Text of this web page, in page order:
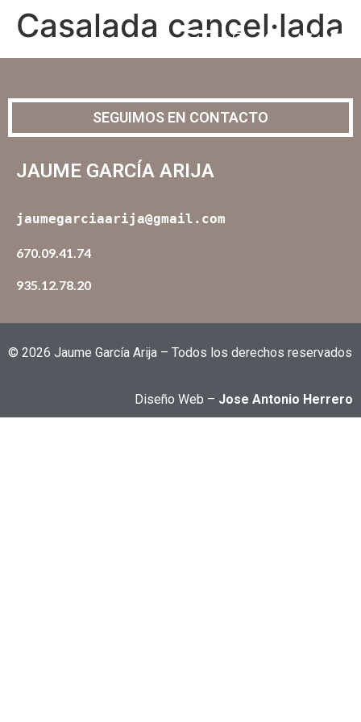
Casalada cancel·lada
SEGUIMOS EN CONTACTO
JAUME GARCÍA ARIJA
jaumegarciaarija@gmail.com
670.09.41.74
935.12.78.20
© 2026 Jaume García Arija – Todos los derechos reservados
Diseño Web – Jose Antonio Herrero